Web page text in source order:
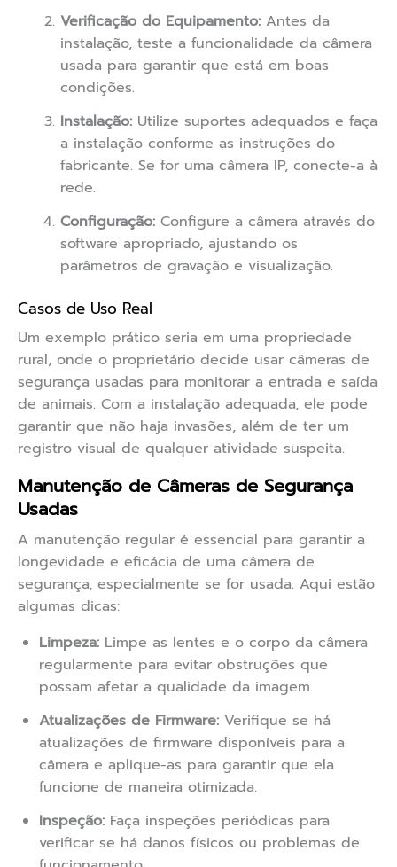
Verificação do Equipamento: Antes da
instalação, teste a funcionalidade da câmera
usada para garantir que está em boas
condições.
Instalação: Utilize suportes adequados e faça
a instalação conforme as instruções do
fabricante. Se for uma câmera IP, conecte-a à
rede.
Configuração: Configure a câmera através do
software apropriado, ajustando os
parâmetros de gravação e visualização.
Casos de Uso Real
Um exemplo prático seria em uma propriedade
rural, onde o proprietário decide usar câmeras de
segurança usadas para monitorar a entrada e saída
de animais. Com a instalação adequada, ele pode
garantir que não haja invasões, além de ter um
registro visual de qualquer atividade suspeita.
Manutenção de Câmeras de Segurança
Usadas
A manutenção regular é essencial para garantir a
longevidade e eficácia de uma câmera de
segurança, especialmente se for usada. Aqui estão
algumas dicas:
Limpeza: Limpe as lentes e o corpo da câmera
regularmente para evitar obstruções que
possam afetar a qualidade da imagem.
Atualizações de Firmware: Verifique se há
atualizações de firmware disponíveis para a
câmera e aplique-as para garantir que ela
funcione de maneira otimizada.
Inspeção: Faça inspeções periódicas para
verificar se há danos físicos ou problemas de